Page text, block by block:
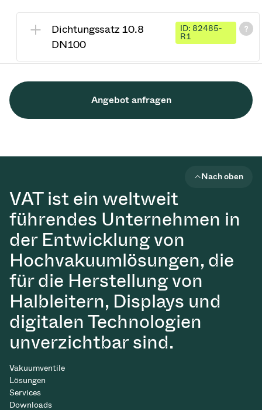
Dichtungssatz 10.8
DN100
ID: 82485-
R1
Angebot anfragen
VAT ist ein weltweit
führendes Unternehmen in
der Entwicklung von
Hochvakuumlösungen, die
für die Herstellung von
Halbleitern, Displays und
digitalen Technologien
unverzichtbar sind.
Nach oben
Vakuumventile
Lösungen
Services
Downloads